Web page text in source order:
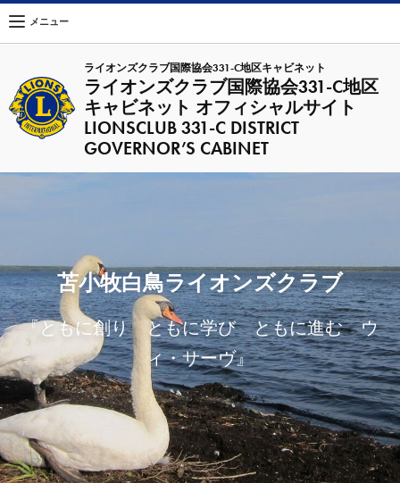
ライオンズクラブ国際協会331-C地区キャビネット
ライオンズクラブ国際協会331-C地区
キャビネット オフィシャルサイト
LIONSCLUB 331-C DISTRICT
GOVERNOR’S CABINET
メニュー
苫小牧白鳥ライオンズクラブ
『ともに創り ともに学び ともに進む ウ
ィ・サーヴ』